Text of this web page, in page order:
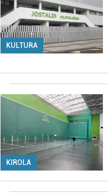
KULTURA
KIROLA